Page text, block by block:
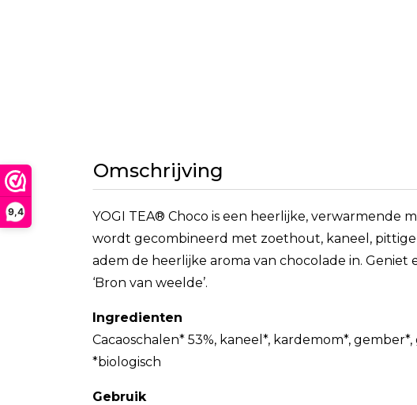
9,4
Omschrijving
YOGI TEA® Choco is een heerlijke, verwarmende
wordt gecombineerd met zoethout, kaneel,
adem de heerlijke aroma van chocolade in.
‘Bron van weelde’.
Ingredienten
Cacaoschalen* 53%, kaneel*, kardemom*,
*biologisch
Gebruik